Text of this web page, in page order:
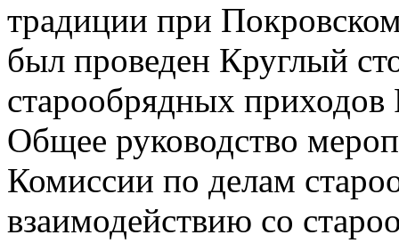
традиции при
был проведен Круглый
старообрядных
Общее руководство
Комиссии по делам
взаимодействию со